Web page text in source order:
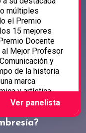
múltiples
el Premio
15 mejores
Docente
Mejor Profesor
y
de la historia
marca
y artística.